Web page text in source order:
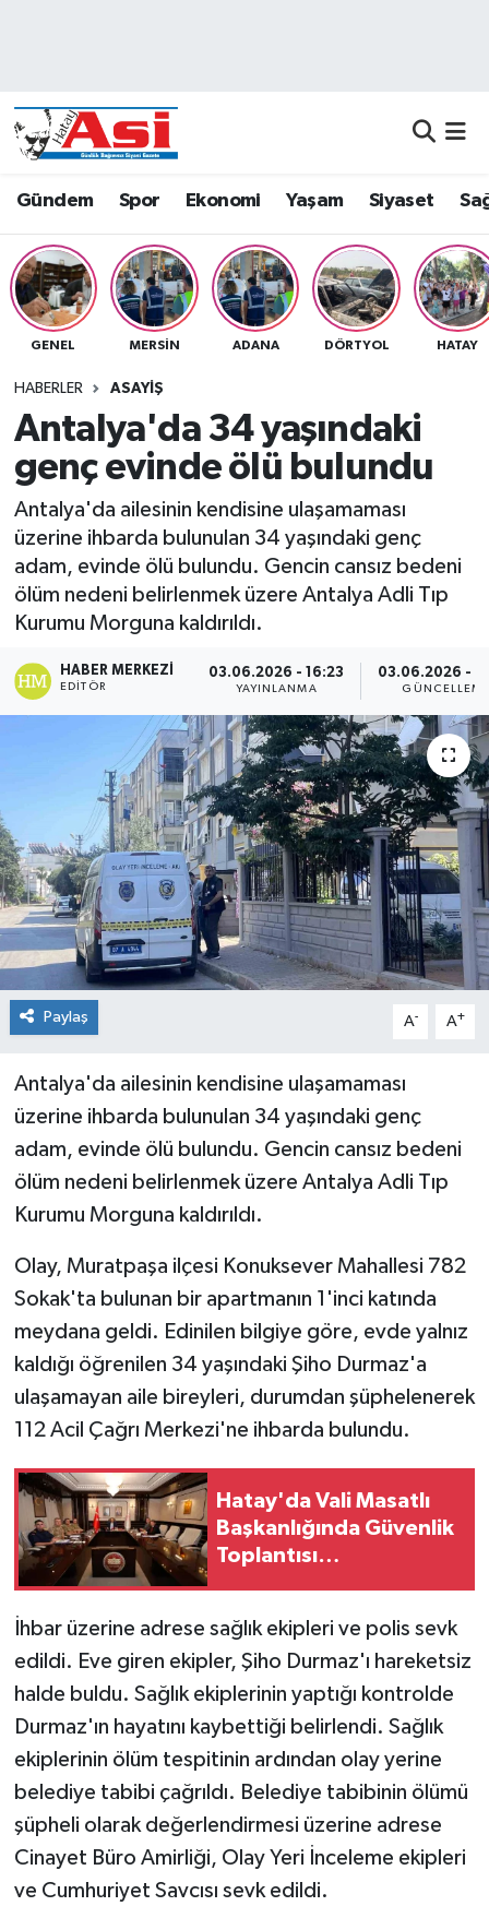
Gündem Spor Ekonomi Yaşam Siyaset
GENEL MERSIN ADANA DÖRTYOL HATAY
HABERLER ASAYIŞ
Antalya'da 34 yaşındaki
genç evinde ölü bulundu
Antalya'da ailesinin kendisine ulaşamaması
üzerine ihbarda bulunulan 34 yaşındaki genç
adam, evinde ölü bulundu. Gencin cansız bedeni
ölüm nedeni belirlenmek üzere Antalya Adli Tıp
Kurumu Morguna kaldırıldı.
HABER MERKEZI
EDITÖR
03.06.2026 - 16:23
YAYINLANMA
03.06.2026 -
Paylaş A- A+
Antalya'da ailesinin kendisine ulaşamaması
üzerine ihbarda bulunulan 34 yaşındaki genç
adam, evinde ölü bulundu. Gencin cansız bedeni
ölüm nedeni belirlenmek üzere Antalya Adli Tıp
Kurumu Morguna kaldırıldı.
Olay, Muratpaşa ilçesi Konuksever Mahallesi 782
Sokak'ta bulunan bir apartmanın 1'inci katında
meydana geldi. Edinilen bilgiye göre, evde yalnız
kaldığı öğrenilen 34 yaşındaki Şiho Durmaz'a
ulaşamayan aile bireyleri, durumdan şüphelenerek
112 Acil Çağrı Merkezi'ne ihbarda bulundu.
Hatay'da Vali Masatlı
Başkanlığında Güvenlik
Toplantısı
İhbar üzerine adrese sağlık ekipleri ve polis sevk
edildi. Eve giren ekipler, Şiho Durmaz'ı hareketsiz
halde buldu. Sağlık ekiplerinin yaptığı kontrolde
Durmaz'ın hayatını kaybettiği belirlendi. Sağlık
ekiplerinin ölüm tespitinin ardından olay yerine
belediye tabibi çağrıldı. Belediye tabibinin ölümü
şüpheli olarak değerlendirmesi üzerine adrese
Cinayet Büro Amirliği, Olay Yeri İnceleme ekipleri
ve Cumhuriyet Savcısı sevk edildi.
Dünya
Eğitim
Ekonomi
Gündem
Sağlık
Siyaset
Spor
Teknoloji
Hava Durumu
Namaz Vakitleri
Trafik Durumu
Süper Lig Puan Durumu ve Fikstür
Son Dakika Haberleri
Haber Arşivi